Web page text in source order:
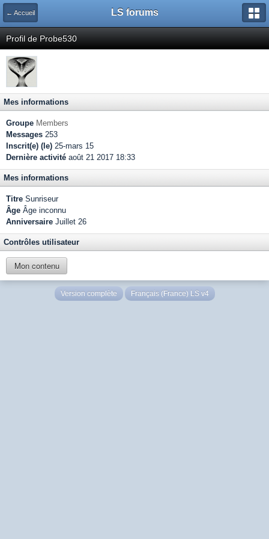
← Accueil LS forums
Profil de Probe530
Mes informations
Groupe Members
Messages 253
Inscrit(e) (le) 25-mars 15
Dernière activité août 21 2017 18:33
Mes informations
Titre Sunriseur
Âge Âge inconnu
Anniversaire Juillet 26
Contrôles utilisateur
Mon contenu
Version complète Français (France) LS v4